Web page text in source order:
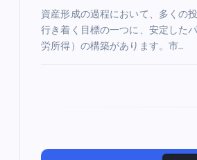
資産形成の過程において、多くの
行き着く目標の一つに、安定した
労所得）の構築があります。市…